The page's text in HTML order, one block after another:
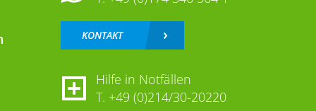
KONTAKT
Hilfe in Notfällen
T. +49 (0)214/30-20220